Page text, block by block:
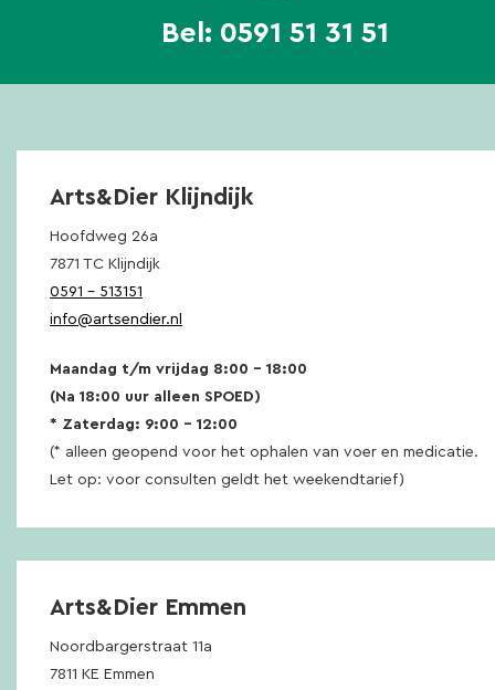
Bel: 0591 51 31 51
Arts&Dier Klijndijk
Hoofdweg 26a
7871 TC Klijndijk
0591 – 513151
info@artsendier.nl
Maandag t/m vrijdag 8:00 – 18:00
(Na 18:00 uur alleen SPOED)
* Zaterdag: 9:00 – 12:00
(* alleen geopend voor het ophalen van voer en medicatie.
Let op: voor consulten geldt het weekendtarief)
Arts&Dier Emmen
Noordbargerstraat 11a
7811 KE Emmen